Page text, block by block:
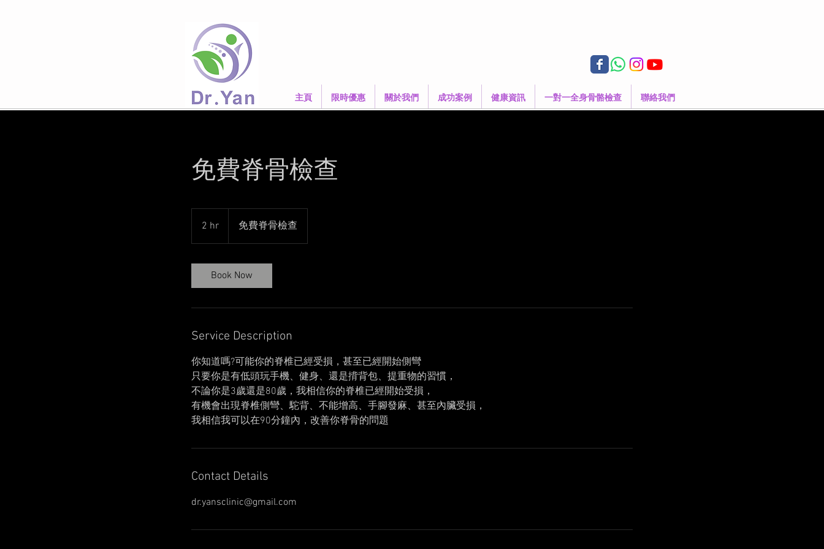
主頁 限時優惠 關於我們 成功案例 健康資訊 一對一全身骨骼檢查 聯絡我們
免費脊骨檢查
2 hr
h
免費脊骨檢查
Book Now
Service Description
你知道嗎?可能你的脊椎已經受損，甚至已經開始側彎
只要你是有低頭玩手機、健身、還是揹背包、提重物的習慣，
不論你是3歲還是80歲，我相信你的脊椎已經開始受損，
有機會出現脊椎側彎、駝背、不能增高、手腳發麻、甚至內臟受損，
我相信我可以在90分鐘內，改善你脊骨的問題
Contact Details
dr.yansclinic@gmail.com